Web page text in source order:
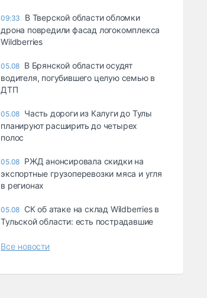
09:33
В Тверской области обломки
дрона повредили фасад логокомплекса
Wildberries
05.08 В Брянской области осудят
водителя, погубившего целую семью в
ДТП
05.08 Часть дороги из Калуги до Тулы
планируют расширить до четырех
полос
05.08 РЖД анонсировала скидки на
экспортные грузоперевозки мяса и угля
в регионах
05.08 СК об атаке на склад Wildberries в
Тульской области: есть пострадавшие
Все новости